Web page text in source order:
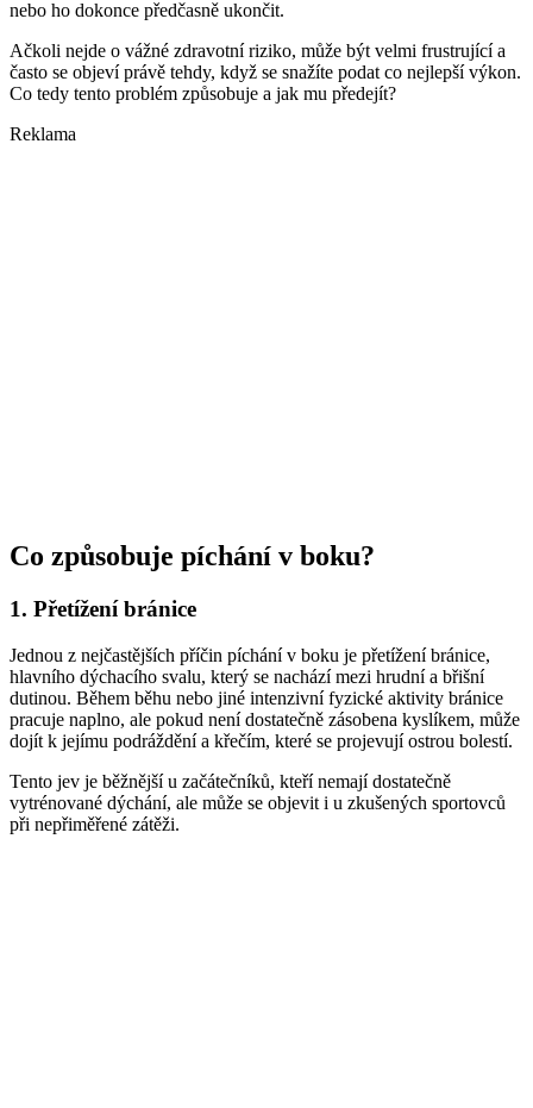
nebo ho dokonce předčasně ukončit.
Ačkoli nejde o vážné zdravotní riziko, může být velmi frustrující a
často se objeví právě tehdy, když se snažíte podat co nejlepší výkon.
Co tedy tento problém způsobuje a jak mu předejít?
Reklama
Co způsobuje píchání v boku?
1. Přetížení bránice
Jednou z nejčastějších příčin píchání v boku je přetížení bránice,
hlavního dýchacího svalu, který se nachází mezi hrudní a břišní
dutinou. Během běhu nebo jiné intenzivní fyzické aktivity bránice
pracuje naplno, ale pokud není dostatečně zásobena kyslíkem, může
dojít k jejímu podráždění a křečím, které se projevují ostrou bolestí.
Tento jev je běžnější u začátečníků, kteří nemají dostatečně
vytrénované dýchání, ale může se objevit i u zkušených sportovců
při nepřiměřené zátěži.